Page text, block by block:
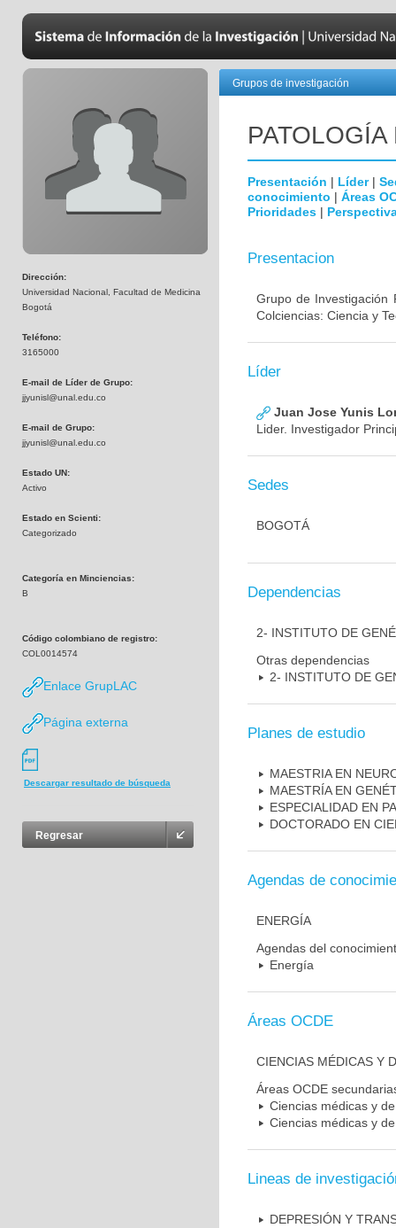
Dirección:
Universidad Nacional, Facultad de Medicina
Bogotá
Teléfono:
3165000
E-mail de Líder de Grupo:
jjyunisl@unal.edu.co
E-mail de Grupo:
jjyunisl@unal.edu.co
Estado UN:
Activo
Estado en Scienti:
Categorizado
Categoría en Minciencias:
B
Código colombiano de registro:
COL0014574
Enlace GrupLAC
Página externa
Descargar resultado de búsqueda
Regresar
Grupos de investigación
Presentación | Líder|
conocimiento | Áreas
Prioridades |
Presentacion
Grupo de Investigación
Colciencias: Ciencia y
Líder
Juan Jose Yunis
Lider. Investigador
Sedes
BOGOTÁ
Dependencias
2- INSTITUTO DE
Otras dependencias
2- INSTITUTO DE
Planes de estudio
MAESTRIA EN
MAESTRÍA EN
ESPECIALIDAD EN
DOCTORADO EN
Agendas de
ENERGÍA
Agendas del
Energía
Áreas OCDE
CIENCIAS MÉDICAS Y
Áreas OCDE
Ciencias médicas y
Ciencias médicas y
Lineas de
DEPRESIÓN Y